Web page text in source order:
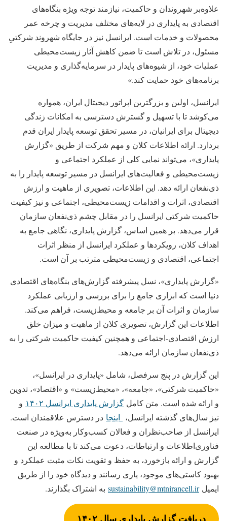
علاوه‌بر شهروندان و حاکمیت، نیازمند توجه ویژه بنگاه‌های
اقتصادی به پایداری در لایه‌های مختلف مدیریت و چرخه عمر
محصولات و خدمات است. ایرانسل نیز در جایگاه شهروند شرکتیِ
مسئول، در تلاش است تا ضمن کاهش آثار زیست‌محیطی
عملیات خود، از شیوه‌های پایدار در سرمایه‌گذاری و مدیریت
برنامه‌های خود حمایت کند.»
ایرانسل، اولین و بزرگترین اپراتور دیجیتال ایران، همواره
می‌کوشد تا با تسهیل و گسترش دسترسی به امکانات زندگی
دیجیتال برای ایرانیان، در مسیر تحقق توسعه پایدار ایران قدم
بردارد. ارائه اطلاعات کلان و مهم شرکت از طریق «گزارش
پایداری»، می‌تواند نمایی کلی از عملکرد اجتماعی و
زیست‌محیطی و فعالیت‌های ایرانسل در مسیر توسعه پایدار را به
ذی‌نفعان ارائه دهد. این اطلاعات، تصویری از ماهیت و ارزش
اقتصادی، اثرات و اقدامات زیست‌محیطی، اجتماعی و نیز کیفیت
حاکمیت شرکتی ایرانسل را در مقابل چشم ذی‌نفعان سازمان
قرار می‌دهد. بر همین اساس، گزارش پایداری، نگاهی جامع به
اهداف کلان، رویکردها و عملکرد ایرانسل از منظر اثرات
اجتماعی، اقتصادی و زیست‌محیطی مترتب بر آن است.
«گزارش پایداری»، نسل پیشرفته گزارش‌های بنگاه‌های اقتصادی
دنیا است که ابزاری جامع را برای بررسی و ارزیابی عملکرد
سازمان و اثرات آن بر جامعه و محیط‌زیست، فراهم می‌کند.
اطلاعات این گزارش، تصویری کلان از ماهیت و میزان خلق
ارزش اقتصادی-اجتماعی و همچنین کیفیت حاکمیت شرکتی را به
ذی‌نفعان سازمان ارائه می‌دهد.
این گزارش در پنج سرفصل، شامل «پایداری در ایرانسل»،
«حاکمیت شرکتی»، «جامعه»، «محیط‌زیست» و «اقتصاد»، تدوین
و ارائه شده است. متن کامل گزارش پایداری ایرانسل ۱۴۰۲
و
نیز سال‌های گذشته ایرانسل، اینجا در دسترس علاقمندان است.
ایرانسل از صاحب‌نظران و فعالان کسب‌وکار به‌ویژه در صنعت
فناوری‌اطلاعات و ارتباطات، دعوت می‌کند تا با مطالعه این
گزارش و ارائه بازخورد، به حفظ و تقویت نکات مثبت عملکرد و
بهبود کاستی‌های موجود، یاری رسانند و دیدگاه خود را از طریق
ایمیلsustainability@mtnirancell.ir به اشتراک بگذارند.